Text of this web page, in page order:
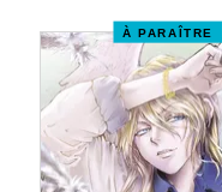
À PARAÎTRE